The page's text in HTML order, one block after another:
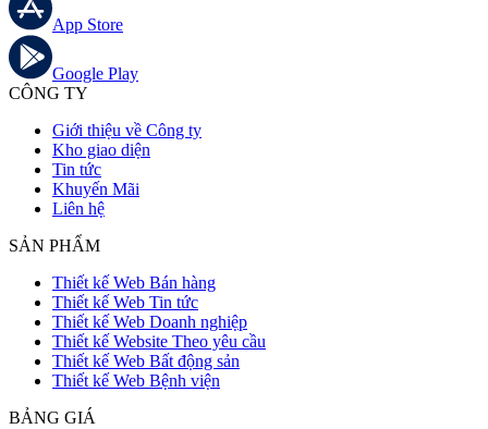
App Store
Google Play
CÔNG TY
Giới thiệu về Công ty
Kho giao diện
Tin tức
Khuyến Mãi
Liên hệ
SẢN PHẨM
Thiết kế Web Bán hàng
Thiết kế Web Tin tức
Thiết kế Web Doanh nghiệp
Thiết kế Website Theo yêu cầu
Thiết kế Web Bất động sản
Thiết kế Web Bệnh viện
BẢNG GIÁ